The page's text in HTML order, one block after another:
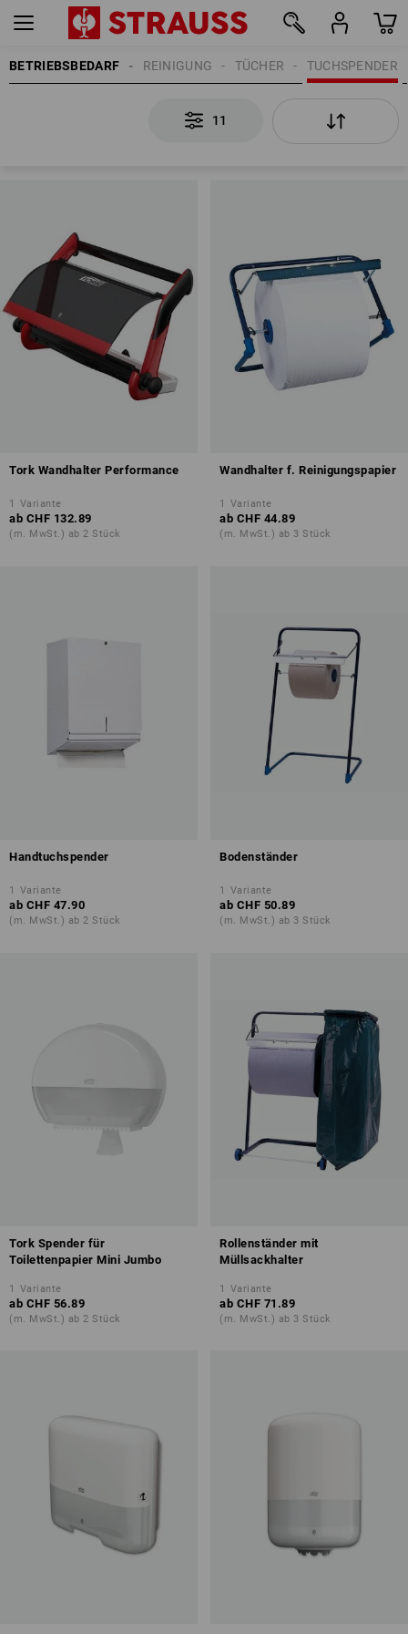
BETRIEBSBEDARF TUCHSPENDER
TÜCHER
REINIGUNG
11
Tork Wandhalter Performance
1 Variante
ab CHF 132.89
(m. MwSt.) ab 2 Stück
Wandhalter f. Reinigungspapier
1 Variante
ab CHF 44.89
(m. MwSt.) ab 3 Stück
Handtuchspender
1 Variante
ab CHF 47.90
(m. MwSt.) ab 2 Stück
Bodenständer
1 Variante
ab CHF 50.89
(m. MwSt.) ab 3 Stück
Tork Spender für
Toilettenpapier Mini Jumbo
1 Variante
ab CHF 56.89
(m. MwSt.) ab 2 Stück
Rollenständer mit
Müllsackhalter
1 Variante
ab CHF 71.89
(m. MwSt.) ab 3 Stück